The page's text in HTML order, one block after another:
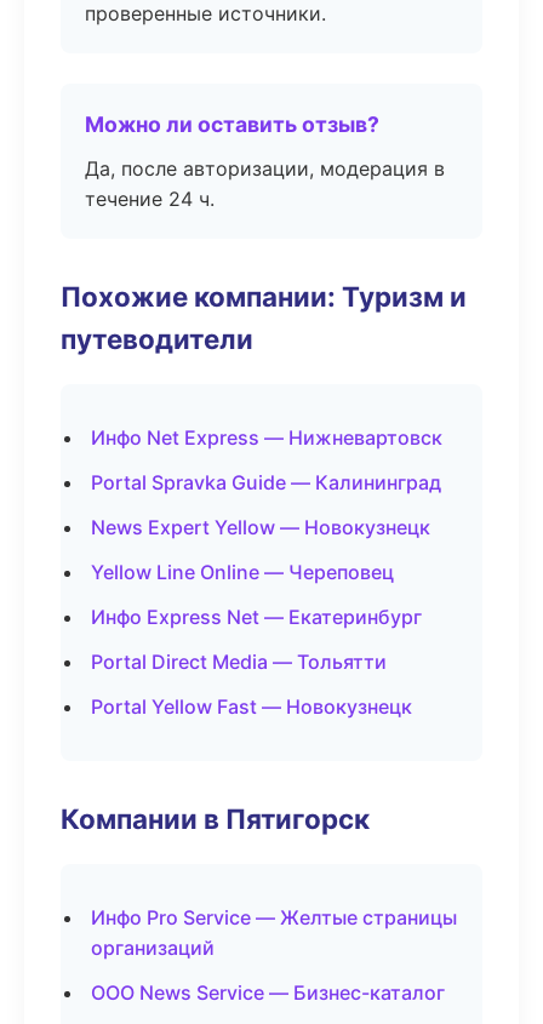
проверенные источники.
Можно ли оставить отзыв?
Да, после авторизации, модерация в
течение 24 ч.
Похожие компании: Туризм и
путеводители
Инфо Net Express — Нижневартовск
Portal Spravka Guide — Калининград
News Expert Yellow — Новокузнецк
Yellow Line Online — Череповец
Инфо Express Net — Екатеринбург
Portal Direct Media — Тольятти
Portal Yellow Fast — Новокузнецк
Компании в Пятигорск
Инфо Pro Service — Желтые страницы
организаций
ООО News Service — Бизнес-каталог